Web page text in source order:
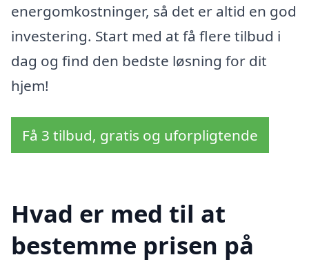
energomkostninger, så det er altid en god
investering. Start med at få flere tilbud i
dag og find den bedste løsning for dit
hjem!
Få 3 tilbud, gratis og uforpligtende
Hvad er med til at
bestemme prisen på